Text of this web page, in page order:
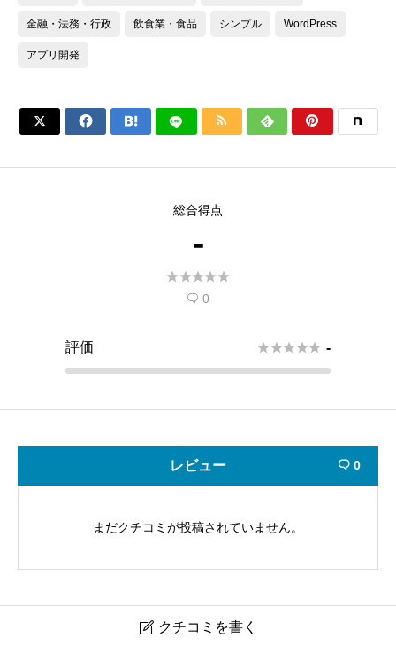
金融・法務・行政 飲食業・食品 シンプル WordPress
アプリ開発
     
総合得点
-

 0
評価  -
レビュー  0
まだクチコミが投稿されていません。
 クチコミを書く